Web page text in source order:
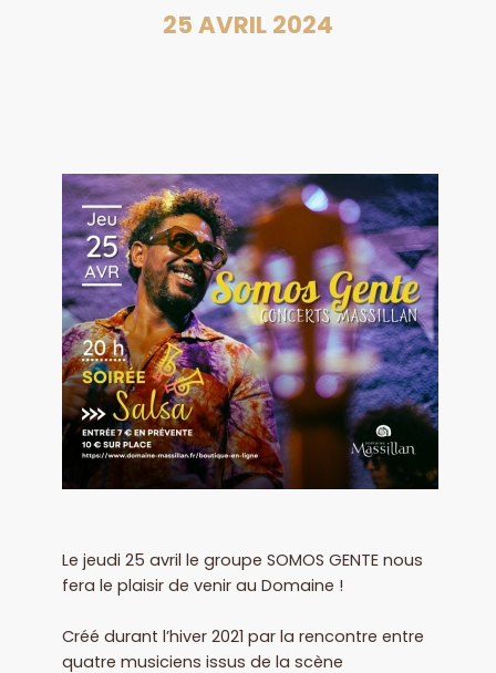
25 AVRIL 2024
Le jeudi 25 avril le groupe SOMOS GENTE nous
fera le plaisir de venir au Domaine !
Créé durant l’hiver 2021 par la rencontre entre
quatre musiciens issus de la scène